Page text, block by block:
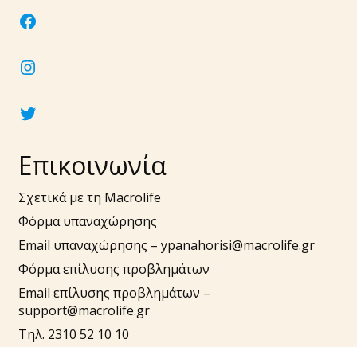
facebook
instagram
twitter
Επικοινωνία
Σχετικά με τη Macrolife
Φόρμα υπαναχώρησης
Email υπαναχώρησης – ypanahorisi@macrolife.gr
Φόρμα επίλυσης προβλημάτων
Email επίλυσης προβλημάτων –
support@macrolife.gr
Τηλ. 2310 52 10 10